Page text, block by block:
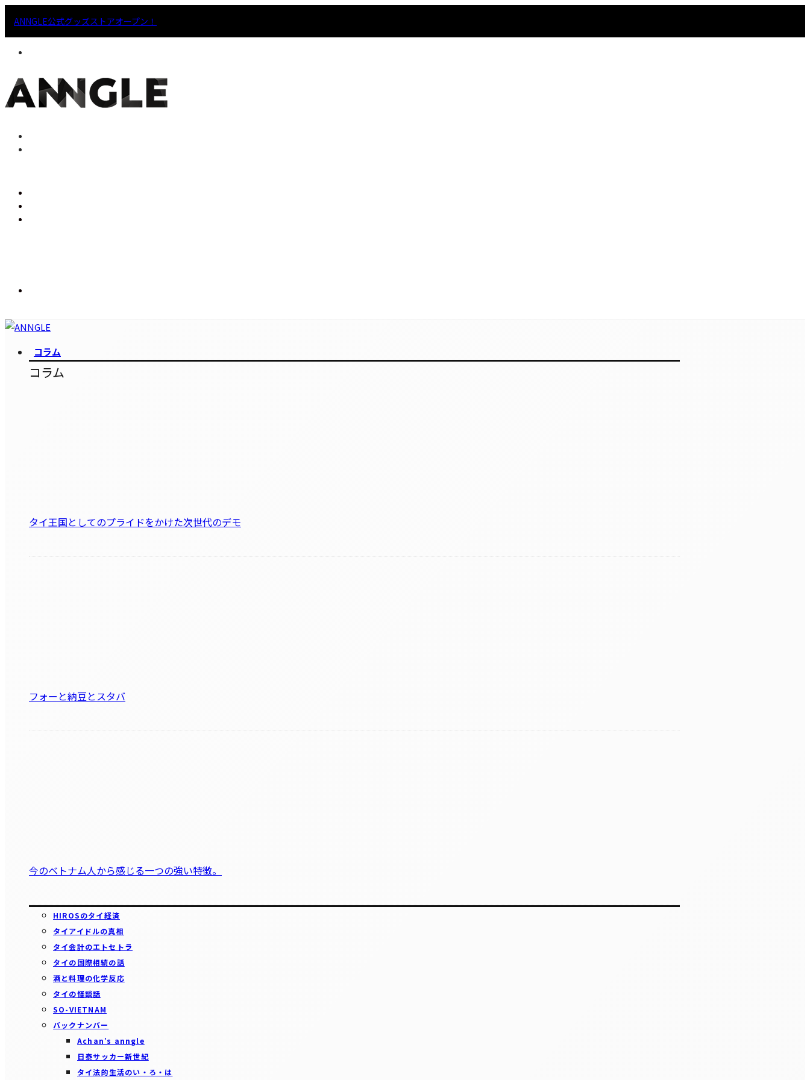
ANNGLE公式グッズストアオープン！
コラム
コラム
タイ王国としてのプライドをかけた次世代のデモ
フォーと納豆とスタバ
今のベトナム人から感じる一つの強い特徴。
HIROSのタイ経済
タイアイドルの真相
タイ会計のエトセトラ
タイの国際相続の話
酒と料理の化学反応
タイの怪談話
SO-VIETNAM
バックナンバー
Achan’s anngle
日泰サッカー新世紀
タイ法的生活のい・ろ・は